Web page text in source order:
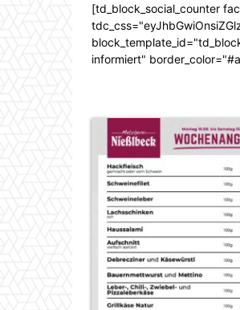
[td_block_social_counter
informiert"